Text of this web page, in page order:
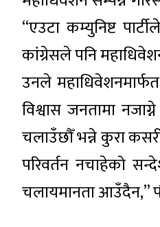
“एउटा कम्युनिष्ट
कांग्रेसले पनि
उनले
विश्वास जनतामा
चलाउँछौँ भन्ने कुरा
परिवर्तन नचाहेको
चलायमानता आउँदैन,”